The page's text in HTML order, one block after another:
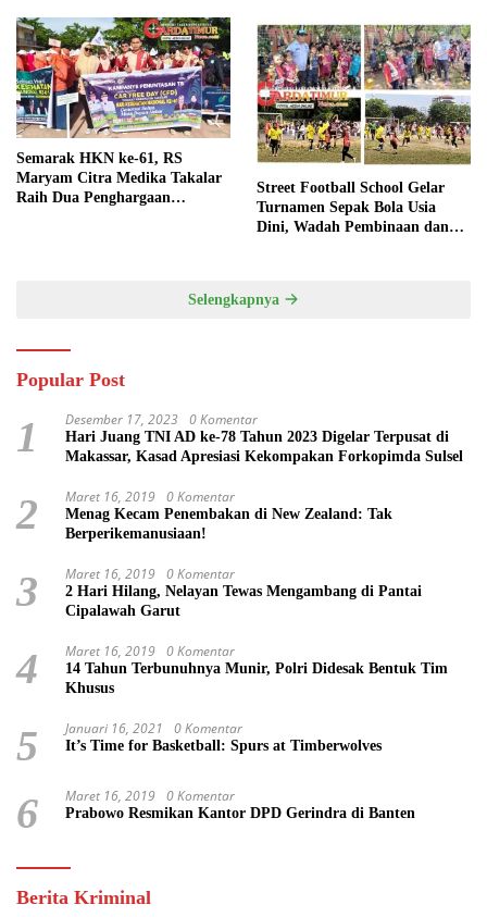
Semarak HKN ke-61, RS
Maryam Citra Medika Takalar
Raih Dua Penghargaan
Street Football School Gelar
Turnamen Sepak Bola Usia
Dini, Wadah Pembinaan dan
Selengkapnya
Popular Post
1 Desember 17, 2023 0 Komentar
Hari Juang TNI AD ke-78 Tahun 2023 Digelar Terpusat di
Makassar, Kasad Apresiasi Kekompakan Forkopimda Sulsel
2 Maret 16, 2019 0 Komentar
Menag Kecam Penembakan di New Zealand: Tak
Berperikemanusiaan!
3 Maret 16, 2019 0 Komentar
2 Hari Hilang, Nelayan Tewas Mengambang di Pantai
Cipalawah Garut
4 Maret 16, 2019 0 Komentar
14 Tahun Terbunuhnya Munir, Polri Didesak Bentuk Tim
Khusus
5 Januari 16, 2021 0 Komentar
It’s Time for Basketball: Spurs at Timberwolves
6 Maret 16, 2019 0 Komentar
Prabowo Resmikan Kantor DPD Gerindra di Banten
Berita Kriminal